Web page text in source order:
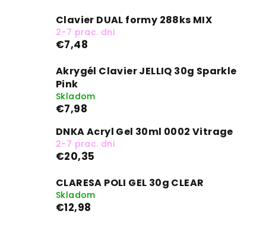
Clavier DUAL formy 288ks MIX
2-7 prac. dni
€7,48
Akrygél Clavier JELLIQ 30g Sparkle
Pink
Skladom
€7,98
DNKA Acryl Gel 30ml 0002 Vitrage
2-7 prac. dni
€20,35
CLARESA POLI GEL 30g CLEAR
Skladom
€12,98